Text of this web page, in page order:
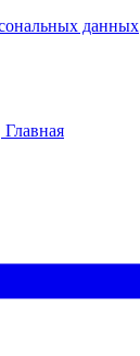
данных
Главная